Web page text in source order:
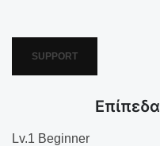
SUPPORT
Επίπεδα
Lv.1 Beginner